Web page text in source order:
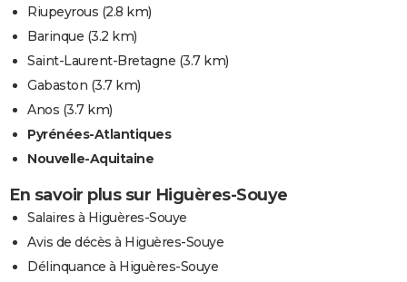
Riupeyrous (2.8 km)
Barinque (3.2 km)
Saint-Laurent-Bretagne (3.7 km)
Gabaston (3.7 km)
Anos (3.7 km)
Pyrénées-Atlantiques
Nouvelle-Aquitaine
En savoir plus sur Higuères-Souye
Salaires à Higuères-Souye
Avis de décès à Higuères-Souye
Délinquance à Higuères-Souye